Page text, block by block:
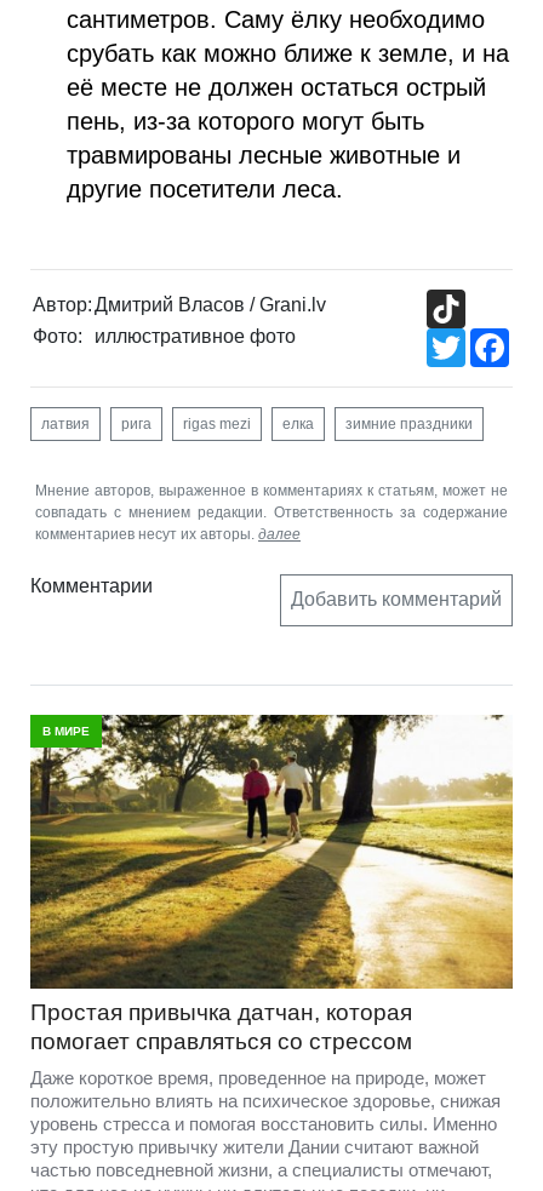
сантиметров. Саму ёлку необходимо
срубать как можно ближе к земле, и на
её месте не должен остаться острый
пень, из-за которого могут быть
травмированы лесные животные и
другие посетители леса.
Автор:Дмитрий Власов / Grani.lv
Фото:
иллюстративное фото
Twitter
латвия рига rigas mezi елка зимние праздники
Мнение авторов, выраженное в комментариях к статьям, может не
совпадать с мнением редакции. Ответственность за содержание
комментариев несут их авторы. далее
Комментарии
Добавить комментарий
В МИРЕ
Простая привычка датчан, которая
помогает справляться со стрессом
Даже короткое время, проведенное на природе, может
положительно влиять на психическое здоровье, снижая
уровень стресса и помогая восстановить силы. Именно
эту простую привычку жители Дании считают важной
частью повседневной жизни, а специалисты отмечают,